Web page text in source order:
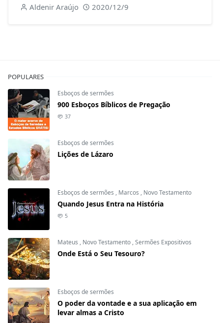
Aldenir Araújo 2020/12/9
POPULARES
Esboços de sermões
900 Esboços Bíblicos de Pregação
37
Esboços de sermões
Lições de Lázaro
Esboços de sermões , Marcos , Novo Testamento
Quando Jesus Entra na História
5
Mateus , Novo Testamento ,Sermões Expositivos
Onde Está o Seu Tesouro?
Esboços de sermões
O poder da vontade e a sua aplicação em
levar almas a Cristo